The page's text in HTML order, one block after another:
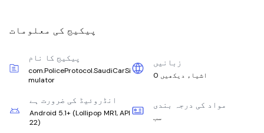
پیکیج کی معلومات
پیکیج کا نام
com.PoliceProtocol.SaudiCarSi
mulator
زبانیں
0 اشیاء دیکھیں
انڈروئیڈ کی ضرورت ہے
Android 5.1+ (Lollipop MR1, API
22)
مواد کی درجہ بندی
سب